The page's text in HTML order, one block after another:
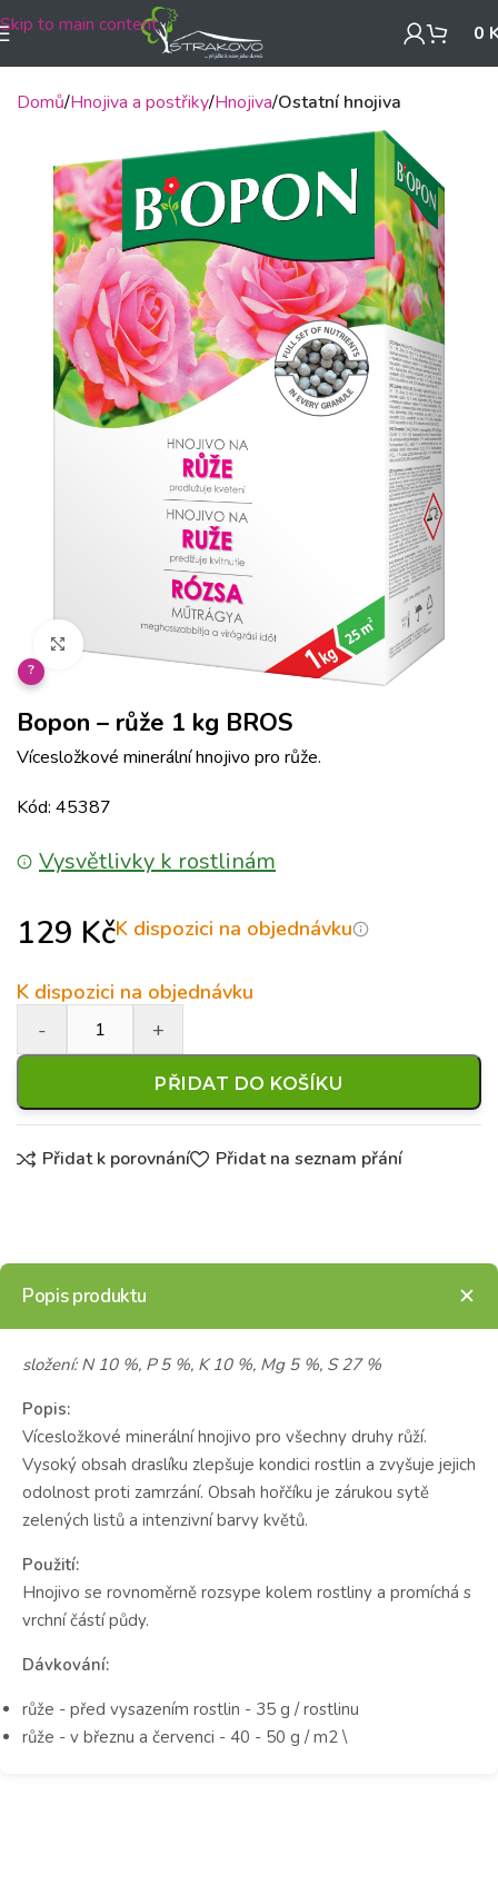
Skip to main content 0
Domů Hnojiva a postřiky Hnojiva Ostatní hnojiva
Klikněte pro zvětšení
?
Bopon – růže 1 kg BROS
Vícesložkové minerální hnojivo pro růže.
Kód: 45387
Vysvětlivky k rostlinám
129 KčK dispozici na objednávku
K dispozici na objednávku
PŘIDAT DO KOŠÍKU
Přidat k porovnání Přidat na seznam přání
Popis produktu
složení: N 10 %, P 5 %, K 10 %, Mg 5 %, S 27 %
Popis:
Vícesložkové minerální hnojivo pro všechny druhy růží.
Vysoký obsah draslíku zlepšuje kondici rostlin a zvyšuje jejich
odolnost proti zamrzání. Obsah hořčíku je zárukou sytě
zelených listů a intenzivní barvy květů.
Použití:
Hnojivo se rovnoměrně rozsype kolem rostliny a promíchá s
vrchní částí půdy.
Dávkování:
růže - před vysazením rostlin - 35 g / rostlinu
růže - v březnu a červenci - 40 - 50 g / m2 \